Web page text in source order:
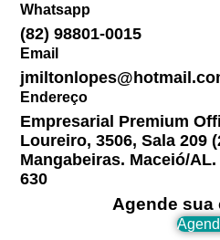
Whatsapp
(82) 98801-0015
Email
Endereço
Empresarial Premium
Loureiro, 3506, Sala 209
Mangabeiras. Maceió/
630
Agende sua